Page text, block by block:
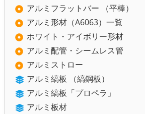
アルミフラットバー （平棒）
アルミ形材（A6063）一覧
ホワイト・アイボリー形材
アルミ配管・シームレス管
アルミストロー
アルミ縞板 （縞鋼板）
アルミ縞板「プロペラ」
アルミ板材